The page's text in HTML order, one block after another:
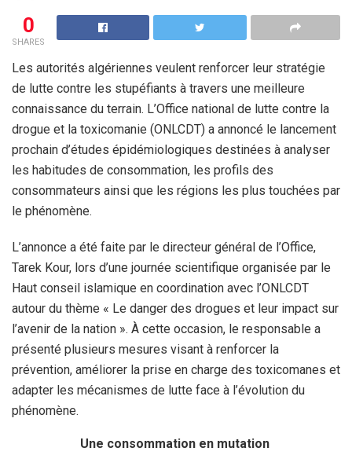
0
SHARES
Les autorités algériennes veulent renforcer leur stratégie
de lutte contre les stupéfiants à travers une meilleure
connaissance du terrain. L’Office national de lutte contre la
drogue et la toxicomanie (ONLCDT) a annoncé le lancement
prochain d’études épidémiologiques destinées à analyser
les habitudes de consommation, les profils des
consommateurs ainsi que les régions les plus touchées par
le phénomène.
L’annonce a été faite par le directeur général de l’Office,
Tarek Kour, lors d’une journée scientifique organisée par le
Haut conseil islamique en coordination avec l’ONLCDT
autour du thème « Le danger des drogues et leur impact sur
l’avenir de la nation ». À cette occasion, le responsable a
présenté plusieurs mesures visant à renforcer la
prévention, améliorer la prise en charge des toxicomanes et
adapter les mécanismes de lutte face à l’évolution du
phénomène.
Une consommation en mutation